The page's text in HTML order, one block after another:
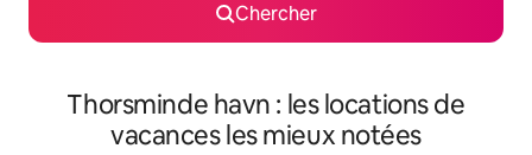
Chercher
Thorsminde havn : les locations de
vacances les mieux notées